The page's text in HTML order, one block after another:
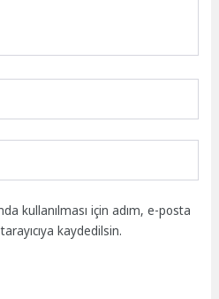
kullanılması için adım, e-posta
kaydedilsin.